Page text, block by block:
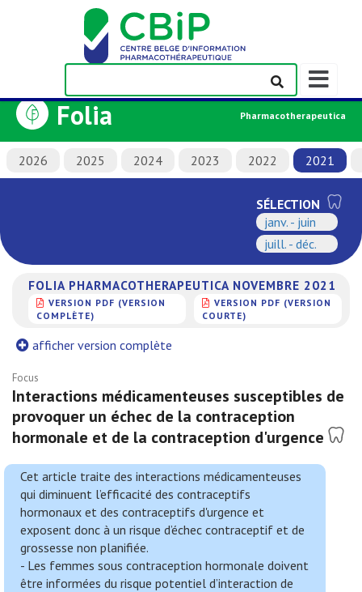
Afficher/
la
de
navigation
Folia Pharmacotherapeutica
2026 2025 2024 2023 2022 2021
SÉLECTION
janv. - juin
juill. - déc.
FOLIA PHARMACOTHERAPEUTICA NOVEMBRE 2021
VERSION PDF (VERSION
COMPLÈTE)
VERSION PDF (VERSION
COURTE)
afficher version complète
Focus
Interactions médicamenteuses susceptibles de
provoquer un échec de la contraception
hormonale et de la contraception d'urgence
Cet article traite des interactions médicamenteuses
qui diminuent l’efficacité des contraceptifs
hormonaux et des contraceptifs d'urgence et
exposent donc à un risque d’échec contraceptif et de
grossesse non planifiée.
- Les femmes sous contraception hormonale doivent
être informées du risque potentiel d’interaction de